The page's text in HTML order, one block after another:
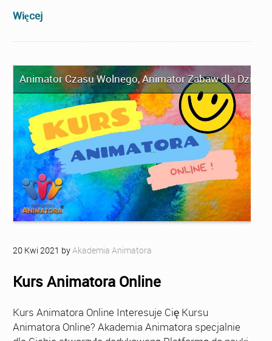
Więcej
Animator Czasu Wolnego,Animator Zabaw dla Dzieci
20 Kwi 2021 byAkademia Animatora
Kurs Animatora Online
Kurs Animatora Online Interesuje Cię Kursu
Animatora Online? Akademia Animatora specjalnie